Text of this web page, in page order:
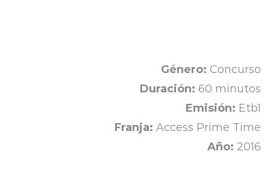
Género: Concurso
Duración: 60 minutos
Emisión: Etb1
Franja: Access Prime Time
Año: 2016